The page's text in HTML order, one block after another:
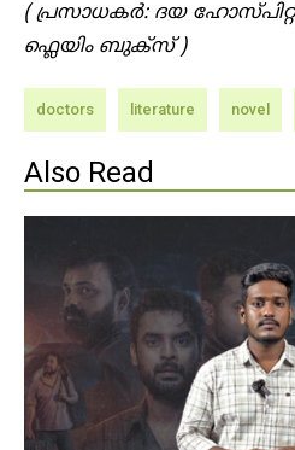
( പ്രസാധകർ: ദയ
ഫ്ലെയിം ബുക്സ് )
doctors literature novel
Also Read